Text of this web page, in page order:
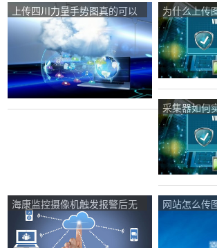
上传四川力量手势图真的可以
得到QB么？
为什么上传
片错误？
采集器如何
ftp直接上传
海康监控摄像机触发报警后无
信息上传至中心？
网站怎么传